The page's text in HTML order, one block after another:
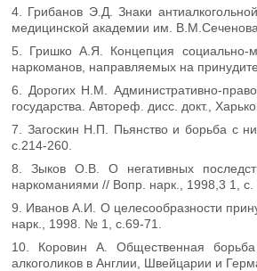
4. Грибанов Э.Д. Знаки
медицинской академии им.
5. Гришко А.Я. Концепция социально-
наркоманов, направляемых на
6. Дорогих Н.М. Административно-
государства. Автореф. дисс. докт.,
7. Загоскин Н.П. Пьянство и борьба с
с.214-260.
8. Зыков О.В. О негативных
наркоманиями // Вопр. нарк., 1998,3 1, с.
9. Иванов А.И. О целесообразности
нарк., 1998. № 1, с.69-71.
10. Коровин А. Общественная
алкоголиков в Англии, Швейцарии и